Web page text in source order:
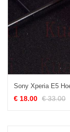
€ 18.00 € 33.00